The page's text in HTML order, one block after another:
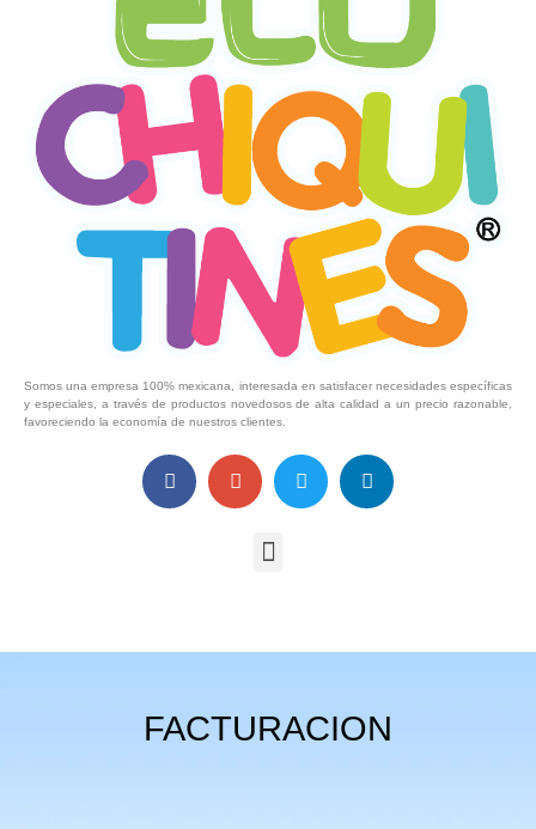
Somos una empresa 100% mexicana, interesada en satisfacer necesidades específicas
y especiales, a través de productos novedosos de alta calidad a un precio razonable,
favoreciendo la economía de nuestros clientes.
FACTURACION